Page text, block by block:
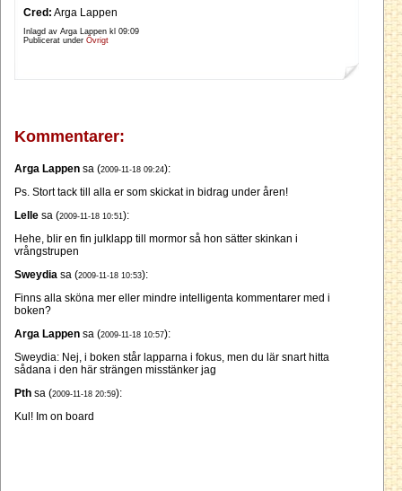
Cred: Arga Lappen
Inlagd av Arga Lappen kl 09:09
Publicerat under Övrigt
Kommentarer:
Arga Lappen sa (2009-11-18 09:24):
Ps. Stort tack till alla er som skickat in bidrag under åren!
Lelle sa (2009-11-18 10:51):
Hehe, blir en fin julklapp till mormor så hon sätter skinkan i
vrångstrupen
Sweydia sa (2009-11-18 10:53):
Finns alla sköna mer eller mindre intelligenta kommentarer med i
boken?
Arga Lappen sa (2009-11-18 10:57):
Sweydia: Nej, i boken står lapparna i fokus, men du lär snart hitta
sådana i den här strängen misstänker jag
Pth sa (2009-11-18 20:59):
Kul! Im on board